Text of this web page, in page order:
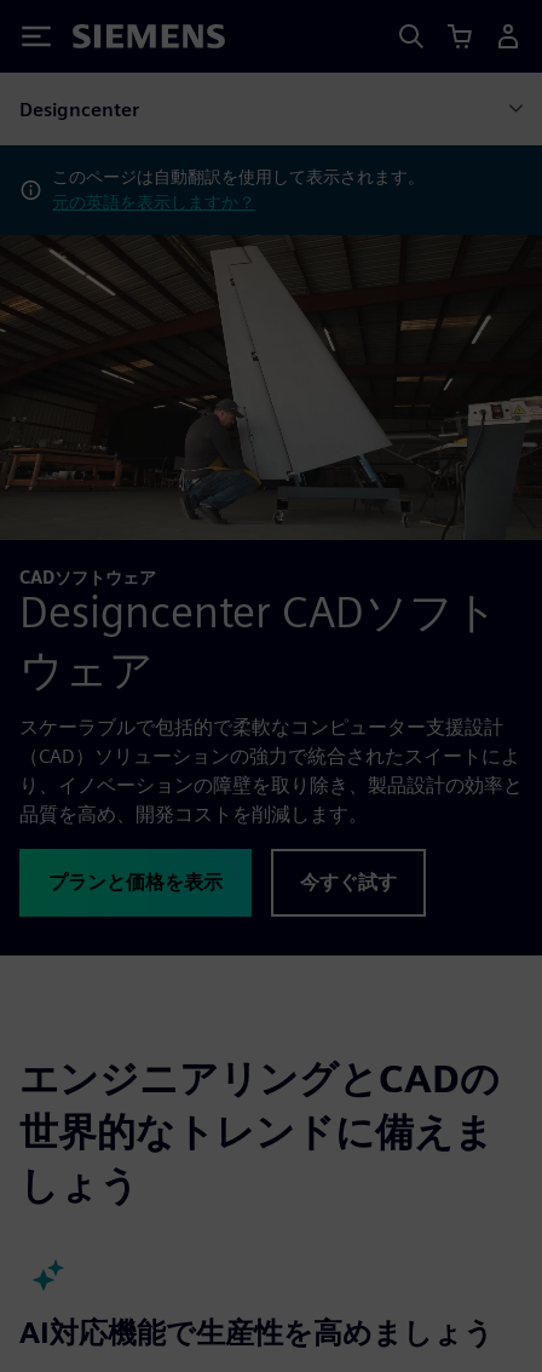
Siemens
Designcenter
このページは自動翻訳を使用して表示されます。
元の英語を表示しますか？
CADソフトウェア
Designcenter CADソフト
ウェア
スケーラブルで包括的で柔軟なコンピューター支援設計
（CAD）ソリューションの強力で統合されたスイートによ
り、イノベーションの障壁を取り除き、製品設計の効率と
品質を高め、開発コストを削減します。
プランと価格を表示 今すぐ試す
エンジニアリングとCADの
世界的なトレンドに備えま
しょう
AI対応機能で生産性を高めましょう